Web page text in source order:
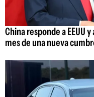
China responde a EEUU
mes de una nueva